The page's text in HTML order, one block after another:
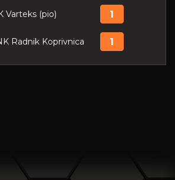
Varteks (pio) 1
Radnik Koprivnica 1